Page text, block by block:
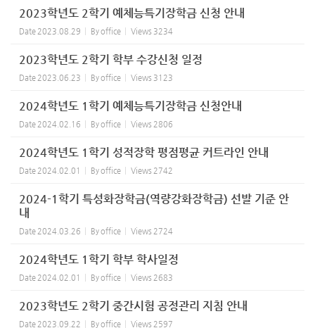
2023학년도 2학기 예체능특기장학금 신청 안내
Date 2023.08.29 Byoffice Views 3234
2023학년도 2학기 학부 수강신청 일정
Date 2023.06.23 Byoffice Views 3123
2024학년도 1학기 예체능특기장학금 신청안내
Date 2024.02.16 Byoffice Views 2806
2024학년도 1학기 성적장학 평점평균 커트라인 안내
Date 2024.02.01 Byoffice Views 2742
2024-1학기 특성화장학금(역량강화장학금) 선발 기준 안
내
Date 2024.03.26 Byoffice Views 2724
2024학년도 1학기 학부 학사일정
Date 2024.02.01 Byoffice Views 2683
2023학년도 2학기 중간시험 공정관리 지침 안내
Date 2023.09.22 Byoffice Views 2597